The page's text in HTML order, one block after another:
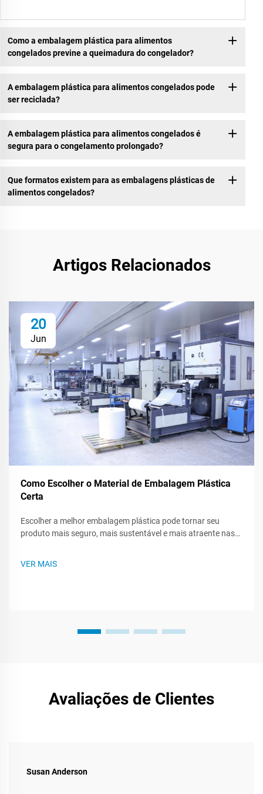
Como a embalagem plástica para alimentos
congelados previne a queimadura do congelador?
A embalagem plástica para alimentos congelados pode
ser reciclada?
A embalagem plástica para alimentos congelados é
segura para o congelamento prolongado?
Que formatos existem para as embalagens plásticas de
alimentos congelados?
Artigos Relacionados
20
Jun
Como Escolher o Material de Embalagem Plástica
Certa
Escolher a melhor embalagem plástica pode tornar seu
produto mais seguro, mais sustentável e mais atraente nas
VER MAIS
Avaliações de Clientes
Susan Anderson